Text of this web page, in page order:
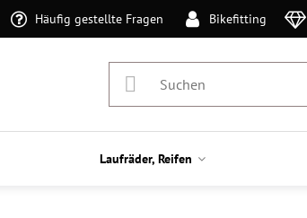
Häufig gestellte Fragen Bikefitting
Laufräder, Reifen